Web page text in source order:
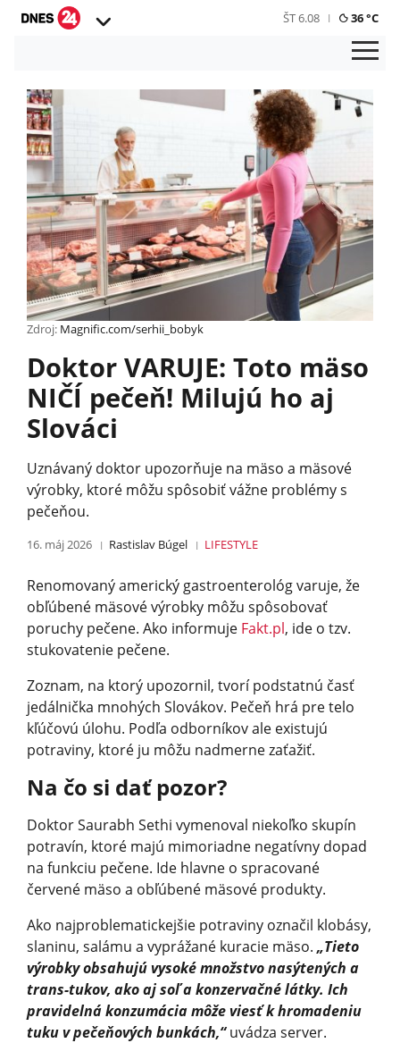
ŠT 6.08 36 °C
Zdroj: Magnific.com/serhii_bobyk
Doktor VARUJE: Toto mäso
NIČÍ pečeň! Milujú ho aj
Slováci
Uznávaný doktor upozorňuje na mäso a mäsové
výrobky, ktoré môžu spôsobiť vážne problémy s
pečeňou.
16. máj 2026 Rastislav Búgel LIFESTYLE
Renomovaný americký gastroenterológ varuje, že
obľúbené mäsové výrobky môžu spôsobovať
poruchy pečene. Ako informuje Fakt.pl, ide o tzv.
stukovatenie pečene.
Zoznam, na ktorý upozornil, tvorí podstatnú časť
jedálnička mnohých Slovákov. Pečeň hrá pre telo
kľúčovú úlohu. Podľa odborníkov ale existujú
potraviny, ktoré ju môžu nadmerne zaťažiť.
Na čo si dať pozor?
Doktor Saurabh Sethi vymenoval niekoľko skupín
potravín, ktoré majú mimoriadne negatívny dopad
na funkciu pečene. Ide hlavne o spracované
červené mäso a obľúbené mäsové produkty.
Ako najproblematic­kejšie potraviny označil klobásy,
slaninu, salámu a vyprážané kuracie mäso. „Tieto
výrobky obsahujú vysoké množstvo nasýtených a
trans-tukov, ako aj soľ a konzervačné látky. Ich
pravidelná konzumácia môže viesť k hromadeniu
tuku v pečeňových bunkách,“uvádza server.